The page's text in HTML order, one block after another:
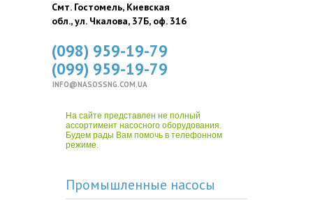
Смт. Гостомель, Киевская
обл., ул. Чкалова, 37Б, оф. 316
(098) 959-19-79
(099) 959-19-79
INFO@NASOSSNG.COM.UA
На сайте представлен не полный
ассортимент насосного оборудования.
Будем рады Вам помочь в телефонном
режиме.
Промышленные насосы